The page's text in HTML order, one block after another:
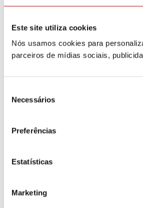
Este site utiliza cookies
Nós usamos cookies para
parceiros de mídias sociais,
Necessários
Preferências
Estatísticas
Marketing